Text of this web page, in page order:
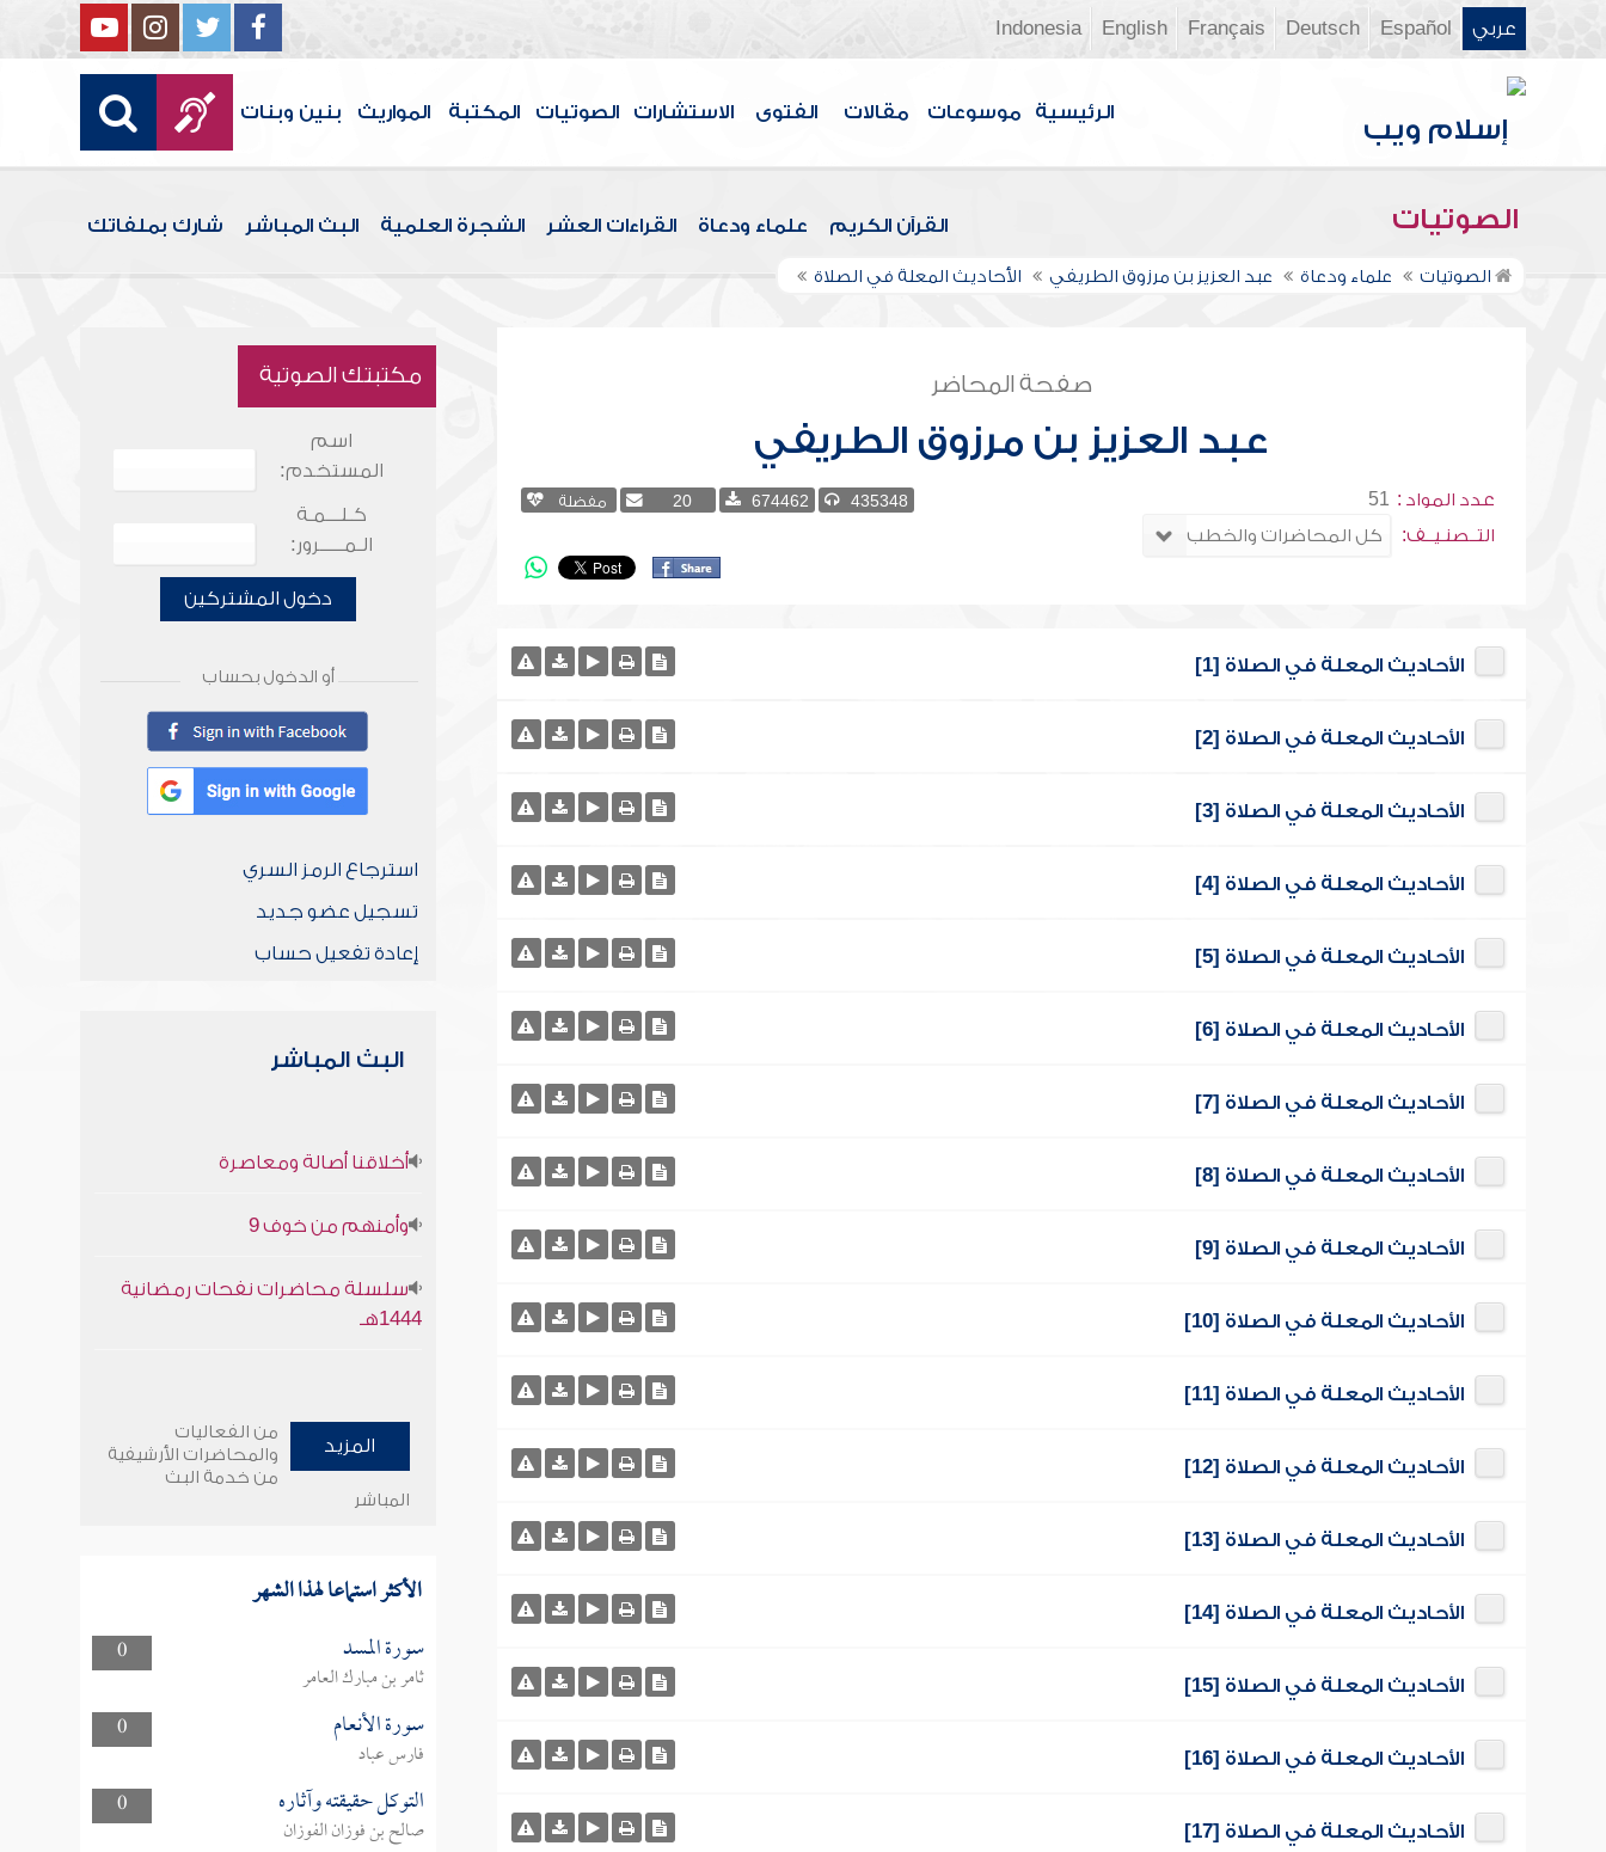
عربي Español
Deutsch
Français
English
Indonesia
الرئيسية موسوعات مقالات الفتوى الاستشارات الصوتيات المكتبة المواريث بنين وبنات
الصوتيات القرآن الكريم علماء ودعاة القراءات العشر الشجرة العلمية البث المباشر شارك بملفاتك
الصوتيات علماء ودعاة عبد العزيز بن مرزوق الطريفي الأحاديث المعلة في الصلاة
صفحة المحاضر
عبد العزيز بن مرزوق الطريفي
عدد المواد : 51
التــصنـيــف:
435348
674462
20 مفضلة
الأحاديث المعلة في الصلاة [1]
الأحاديث المعلة في الصلاة [2]
الأحاديث المعلة في الصلاة [3]
الأحاديث المعلة في الصلاة [4]
الأحاديث المعلة في الصلاة [5]
الأحاديث المعلة في الصلاة [6]
الأحاديث المعلة في الصلاة [7]
الأحاديث المعلة في الصلاة [8]
الأحاديث المعلة في الصلاة [9]
الأحاديث المعلة في الصلاة [10]
الأحاديث المعلة في الصلاة [11]
الأحاديث المعلة في الصلاة [12]
الأحاديث المعلة في الصلاة [13]
الأحاديث المعلة في الصلاة [14]
الأحاديث المعلة في الصلاة [15]
الأحاديث المعلة في الصلاة [16]
الأحاديث المعلة في الصلاة [17]
مكتبتك الصوتية
اسم
المستخدم:
كـلـــمـة
الـمـــــرور:
دخول المشتركين
أو الدخول بحساب
استرجاع الرمز السري
تسجيل عضو جديد
إعادة تفعيل حساب
البث المباشر
أخلاقنا أصالة ومعاصرة
وأمنهم من خوف 9
سلسلة محاضرات نفحات رمضانية
1444هـ
المزيد
من الفعاليات
والمحاضرات الأرشيفية
من خدمة البث
المباشر
الأكثر استماعا لهذا الشهر
0 سورة المسد
ثامر بن مبارك العامر
0
سورة الأنعام
فارس عباد
0
التوكل حقيقته وآثاره
صالح بن فوزان الفوزان